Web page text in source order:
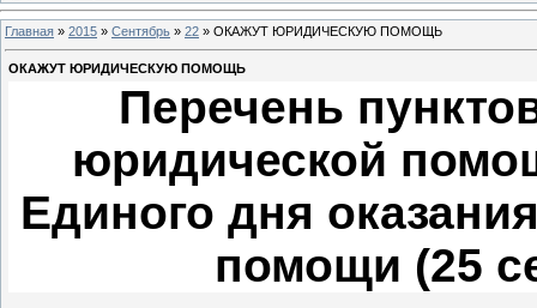
Главная » 2015 » Сентябрь » 22 » ОКАЖУТ ЮРИДИЧЕСКУЮ ПОМОЩЬ
ОКАЖУТ ЮРИДИЧЕСКУЮ ПОМОЩЬ
Перечень
юридической
Единого дня
помощи (25